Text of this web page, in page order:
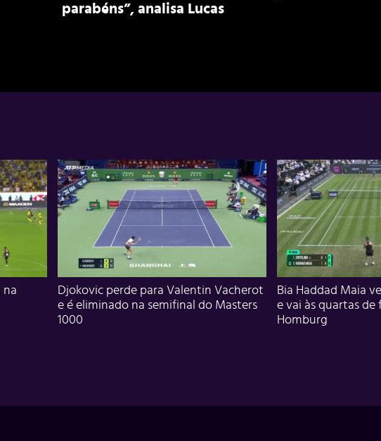
parabéns”, analisa Lucas
na
Djokovic perde para Valentin Vacherot
e é eliminado na semifinal do Masters
1000
Bia Haddad Maia
e vai às quartas de
Homburg